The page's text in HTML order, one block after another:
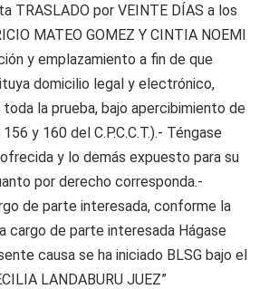
TRASLADO por VEINTE DÍAS a los
MATEO GOMEZ Y CINTIA NOEMI
y emplazamiento a fin de que
domicilio legal y electrónico,
la prueba, bajo apercibimiento de
y 160 del C.P.C.C.T.).- Téngase
y lo demás expuesto para su
por derecho corresponda.-
de parte interesada, conforme la
cargo de parte interesada Hágase
causa se ha iniciado BLSG bajo el
LANDABURU JUEZ”